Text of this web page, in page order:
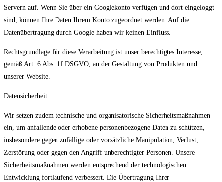
Servern auf. Wenn Sie über ein Googlekonto verfügen und dort eingeloggt
sind, können Ihre Daten Ihrem Konto zugeordnet werden. Auf die
Datenübertragung durch Google haben wir keinen Einfluss.
Rechtsgrundlage für diese Verarbeitung ist unser berechtigtes Interesse,
gemäß Art. 6 Abs. 1f DSGVO, an der Gestaltung von Produkten und
unserer Website.
Datensicherheit:
Wir setzen zudem technische und organisatorische Sicherheitsmaßnahmen
ein, um anfallende oder erhobene personenbezogene Daten zu schützen,
insbesondere gegen zufällige oder vorsätzliche Manipulation, Verlust,
Zerstörung oder gegen den Angriff unberechtigter Personen. Unsere
Sicherheitsmaßnahmen werden entsprechend der technologischen
Entwicklung fortlaufend verbessert. Die Übertragung Ihrer